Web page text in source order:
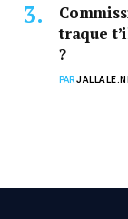
traque
?
PAR